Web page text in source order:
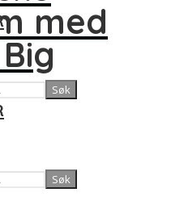
Søk
Søk
med